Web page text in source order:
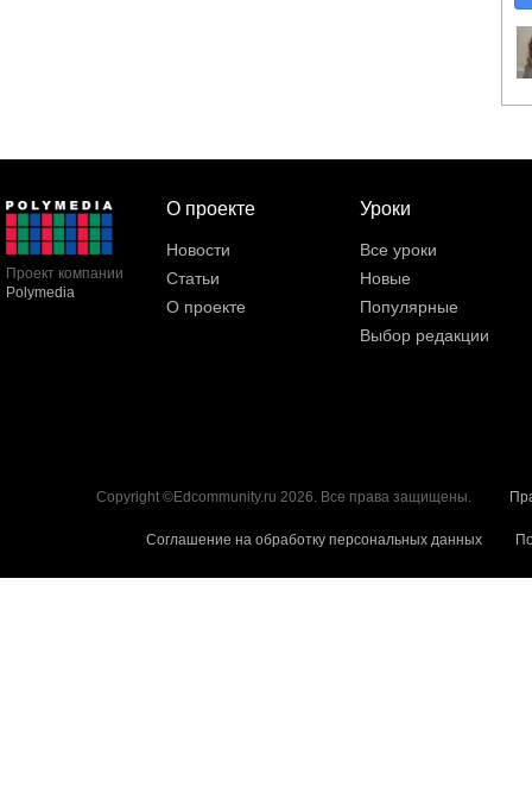
Проект компании
Polymedia
О проекте
Новости
Статьи
О проекте
Уроки
Все уроки
Новые
Популярные
Выбор редакции
Copyright ©Edcommunity.ru 2026. Все права защищены.
Соглашение на обработку персональных данных